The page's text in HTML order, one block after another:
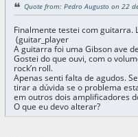
Quote from: Pedro Augusto on 22
Finalmente testei com guitarra.
(guitar_player
A guitarra foi uma Gibson ave
Gostei do que ouvi, com o
rock’n roll.
Apenas senti falta de agudos.
tirar a dúvida se o problema
em outros dois amplificadores
O que eu devo alterar?